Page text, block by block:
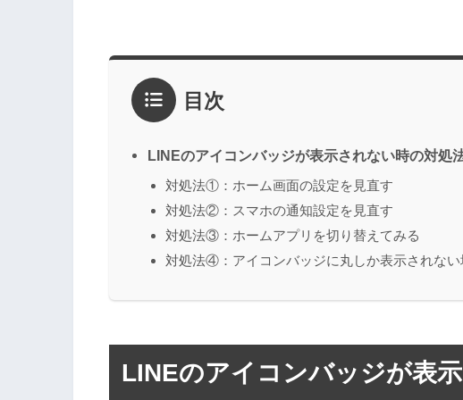
目次
LINEのアイコンバッジが表示されない時の対処
対処法①：ホーム画面の設定を見直す
対処法②：スマホの通知設定を見直す
対処法③：ホームアプリを切り替えてみる
対処法④：アイコンバッジに丸しか表示されない
LINEのアイコンバッジが表